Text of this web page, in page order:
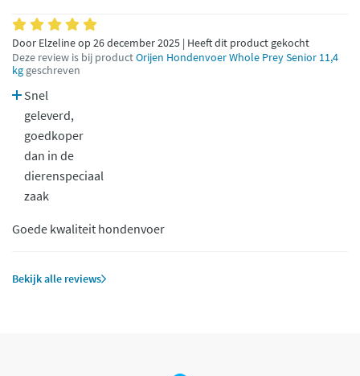
Door Elzeline op 26 december 2025 | Heeft dit product gekocht
Deze review is bij productOrijen Hondenvoer Whole Prey Senior 11,4
kg geschreven
Snel
geleverd,
goedkoper
dan in de
dierenspeciaal
zaak
Goede kwaliteit hondenvoer
Bekijk alle reviews